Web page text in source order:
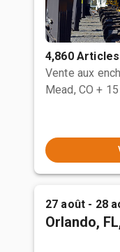
4,860 Articles
Vente aux
Mead, CO +
27 août - 28
Orlando,